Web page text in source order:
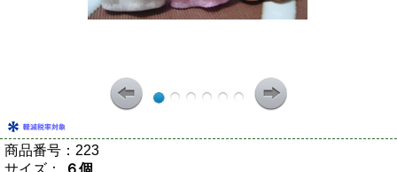
商品番号： 223
サイズ： ６個